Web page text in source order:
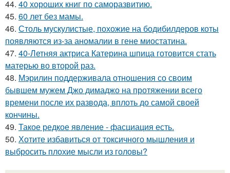
44. 40 хороших книг по саморазвитию.
45. 60 лет без мамы.
46. Столь мускулистые, похожие на бодибилдеров коты
появляются из-за аномалии в гене миостатина.
47. 40-Летняя актриса Катерина шпица готовится стать
матерью во второй раз.
48. Мэрилин поддерживала отношения со своим
бывшем мужем Джо димаджо на протяжении всего
времени после их развода, вплоть до самой своей
кончины.
49. Такое редкое явление - фасциация есть.
50. Хотите избавиться от токсичного мышления и
выбросить плохие мысли из головы?